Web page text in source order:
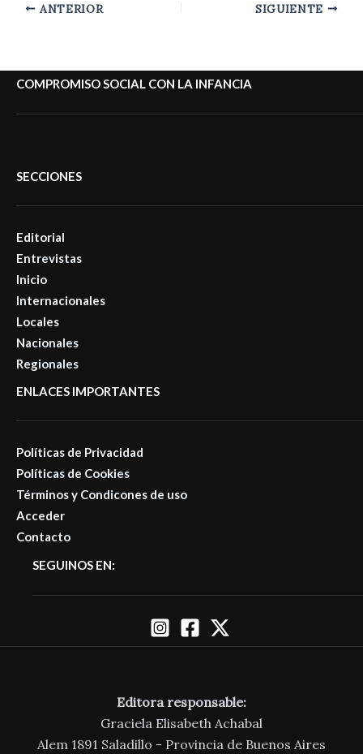
ANTERIOR SIGUIENTE
COMPROMISO SOCIAL CON LA INFANCIA
SECCIONES
Editorial
Entrevistas
Inicio
Internacionales
Locales
Nacionales
Regionales
ENLACES IMPORTANTES
Políticas de Privacidad
Políticas de Cookies
Términos y Condicones de uso
Acceder
Contacto
SEGUINOS EN:
Editora responsable:
Graciela Elisabeth Achabal
Alem 1891 Saladillo - Provincia de Buenos Aires